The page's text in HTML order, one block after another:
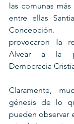
las comunas
entre ellas
provocaron la
Alvear a la
Democracia
Claramente,
génesis de lo
pueden observar